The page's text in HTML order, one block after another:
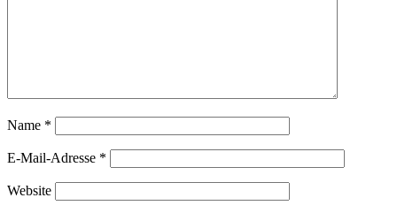
Name *
E-Mail-Adresse *
Website